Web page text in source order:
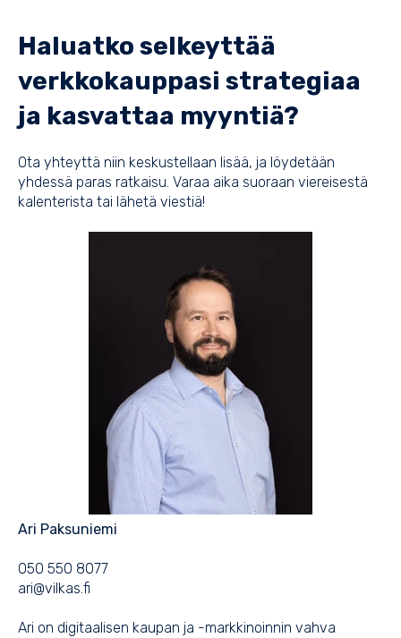
Haluatko selkeyttää
verkkokauppasi strategiaa
ja kasvattaa myyntiä?
Ota yhteyttä niin keskustellaan lisää, ja löydetään
yhdessä paras ratkaisu. Varaa aika suoraan viereisestä
kalenterista tai lähetä viestiä!
Ari Paksuniemi
050 550 8077
ari@vilkas.fi
Ari on digitaalisen kaupan ja -markkinoinnin vahva